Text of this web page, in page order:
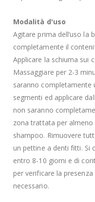
Modalità d'uso
Agitare prima dell’uso la
completamente il
Applicare la schiuma sui
Massaggiare per 2-3
saranno completamente
segmenti ed applicare
non saranno
zona trattata per
shampoo. Rimuovere
un pettine a denti fitti. Si
entro 8-10 giorni e di
per verificare la
necessario.